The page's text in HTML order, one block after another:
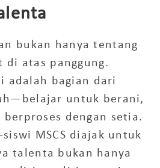
bukan hanya tentang
di atas panggung.
adalah bagian dari
untuk berani,
dengan setia.
MSCS diajak untuk
talenta bukan hanya